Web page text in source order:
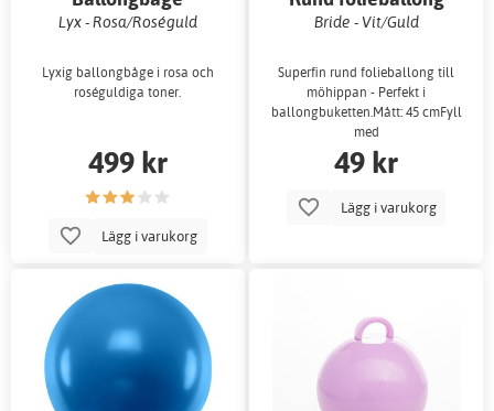
Lyx - Rosa/Roséguld
Lyxig ballongbåge i rosa och
roséguldiga toner.
499 kr
Lägg i varukorg
Bride - Vit/Guld
Superfin rund folieballong till
möhippan - Perfekt i
ballongbuketten.Mått: 45 cmFyll
med
49 kr
Lägg i varukorg